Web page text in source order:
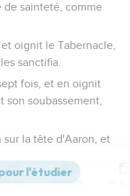
de sainteté, comme
oignit le Tabernacle,
sanctifia.
fois, et en oignit
son soubassement,
sur la tête d'Aaron, et
d'Aaron, les revêtit
Strong